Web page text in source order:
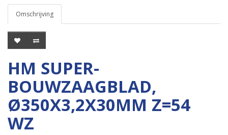
Omschrijving
HM SUPER-
BOUWZAAGBLAD,
Ø350X3,2X30MM Z=54
WZ